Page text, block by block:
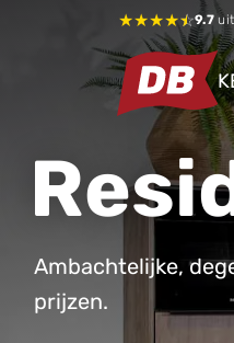
★★★★☆9.7uit
Ambachtelijke,
prijzen.